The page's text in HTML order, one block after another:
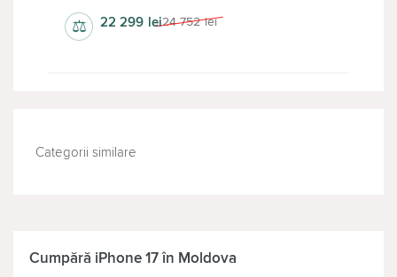
24 752 lei
22 299 lei
⚖
Categorii similare
Cumpără iPhone 17 în Moldova